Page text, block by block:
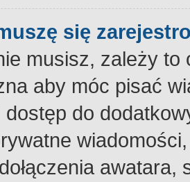
się
musisz, zależy
aby móc pisać
dostęp do